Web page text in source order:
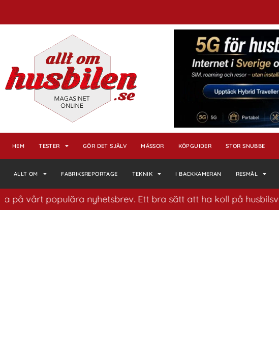
HEM TESTER GÖR DET SJÄLV MÄSSOR KÖPGUIDER STOR SNUBBE
ALLT OM FABRIKSREPORTAGE TEKNIK I BACKKAMERAN RESMÅL
populära nyhetsbrev. Ett bra sätt att ha koll på husbilsvärlden.